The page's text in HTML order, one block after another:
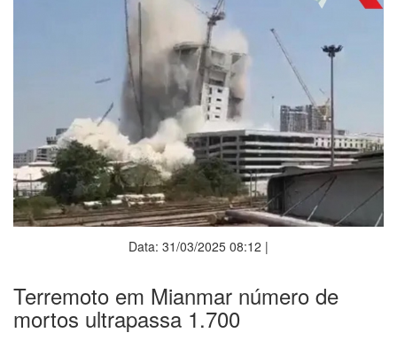
Data: 31/03/2025 08:12 |
Terremoto em Mianmar número de
mortos ultrapassa 1.700